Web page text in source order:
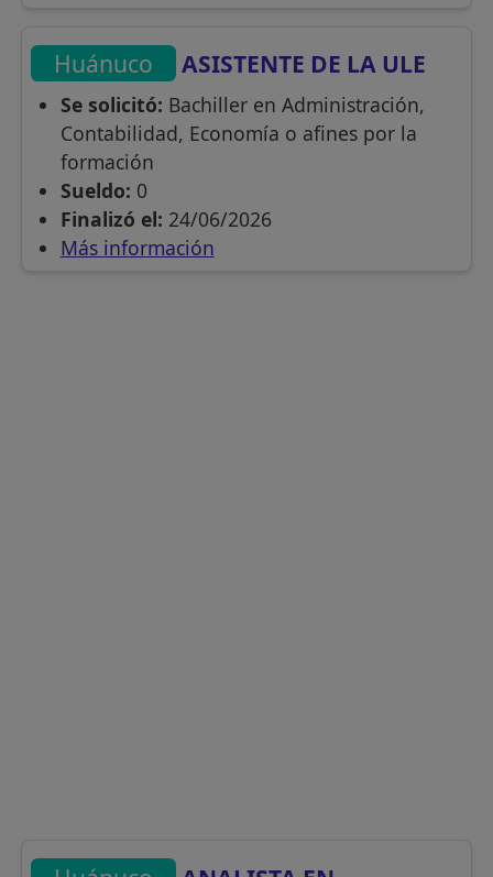
Huánuco ASISTENTE DE LA ULE
Se solicitó: Bachiller en Administración,
Contabilidad, Economía o afines por la
formación
Sueldo: 0
Finalizó el: 24/06/2026
Más información